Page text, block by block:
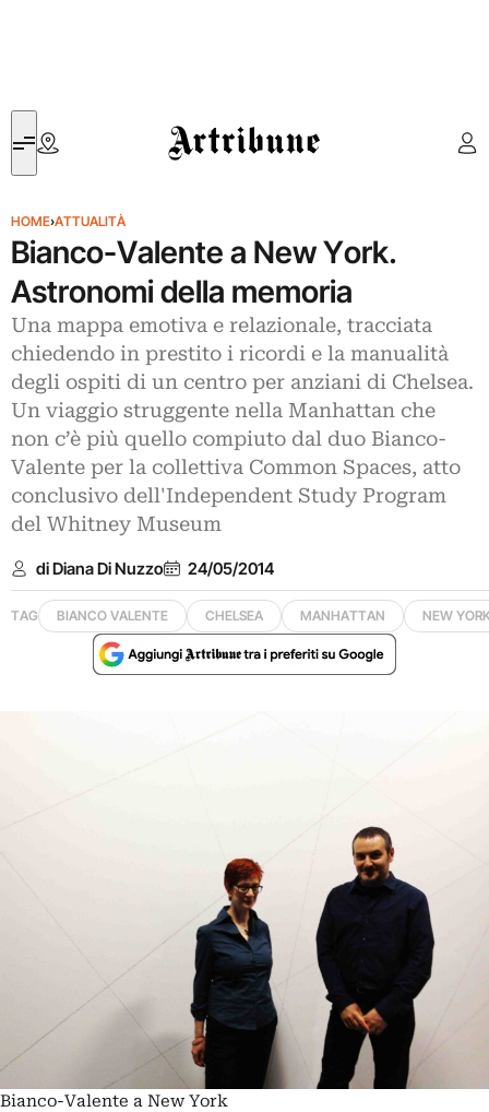
Artribune
HOME›ATTUALITÀ
Bianco-Valente a New York.
Astronomi della memoria
Una mappa emotiva e relazionale, tracciata
chiedendo in prestito i ricordi e la manualità
degli ospiti di un centro per anziani di Chelsea.
Un viaggio struggente nella Manhattan che
non c’è più quello compiuto dal duo Bianco-
Valente per la collettiva Common Spaces, atto
conclusivo dell'Independent Study Program
del Whitney Museum
di Diana Di Nuzzo 24/05/2014
TAG BIANCO VALENTE CHELSEA MANHATTAN NEW
Bianco-Valente a New York